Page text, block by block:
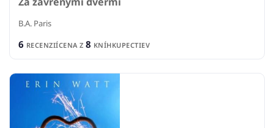
B.A. Paris
6 RECENZIÍCENA Z 8 KNÍHKUPECTIEV